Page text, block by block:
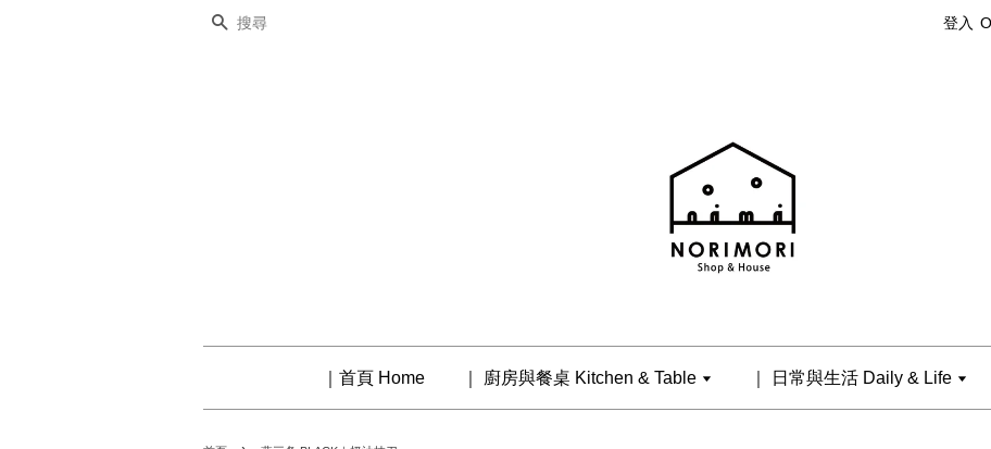
搜尋 登入
｜首頁 Home ｜ 廚房與餐桌 Kitchen & Table ｜ 日常與生活 Daily & Life